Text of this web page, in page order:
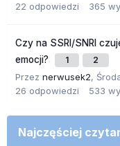
22 odpowiedzi 365
Czy na SSRI/SNRI
emocji?
1 2
Przez nerwusek2,
26 odpowiedzi 533
Najczęściej